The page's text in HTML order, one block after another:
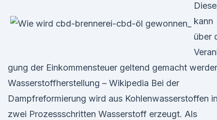
kann
über
gung der Einkommensteuer geltend gemacht
Wasserstoffherstellung – Wikipedia Bei der
Dampfreformierung wird aus Kohlenwasserstoffen in
zwei Prozessschritten Wasserstoff erzeugt. Als